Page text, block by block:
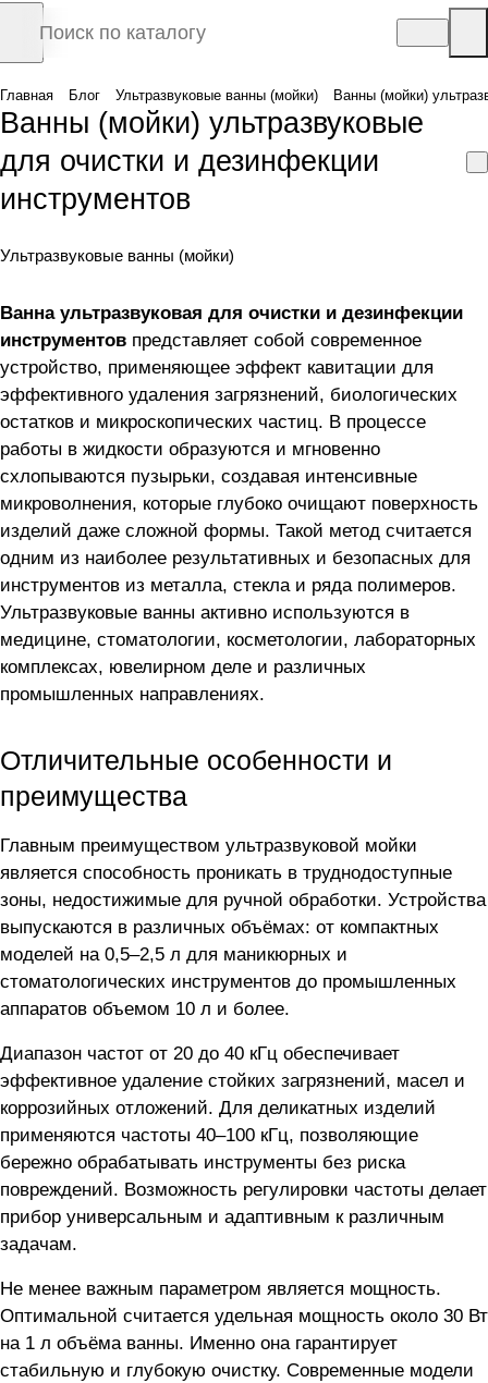
Главная Блог Ультразвуковые ванны (мойки) Ванны (мойки)
Ванны (мойки) ультразвуковые
для очистки и дезинфекции
инструментов
Ультразвуковые ванны (мойки)
Ванна ультразвуковая для очистки и дезинфекции
инструментов представляет собой современное
устройство, применяющее эффект кавитации для
эффективного удаления загрязнений, биологических
остатков и микроскопических частиц. В процессе
работы в жидкости образуются и мгновенно
схлопываются пузырьки, создавая интенсивные
микроволнения, которые глубоко очищают поверхность
изделий даже сложной формы. Такой метод считается
одним из наиболее результативных и безопасных для
инструментов из металла, стекла и ряда полимеров.
Ультразвуковые ванны активно используются в
медицине, стоматологии, косметологии, лабораторных
комплексах, ювелирном деле и различных
промышленных направлениях.
Отличительные особенности и
преимущества
Главным преимуществом ультразвуковой мойки
является способность проникать в труднодоступные
зоны, недостижимые для ручной обработки. Устройства
выпускаются в различных объёмах: от компактных
моделей на 0,5–2,5 л для маникюрных и
стоматологических инструментов до промышленных
аппаратов объемом 10 л и более.
Диапазон частот от 20 до 40 кГц обеспечивает
эффективное удаление стойких загрязнений, масел и
коррозийных отложений. Для деликатных изделий
применяются частоты 40–100 кГц, позволяющие
бережно обрабатывать инструменты без риска
повреждений. Возможность регулировки частоты делает
прибор универсальным и адаптивным к различным
задачам.
Не менее важным параметром является мощность.
Оптимальной считается удельная мощность около 30 Вт
на 1 л объёма ванны. Именно она гарантирует
стабильную и глубокую очистку. Современные модели